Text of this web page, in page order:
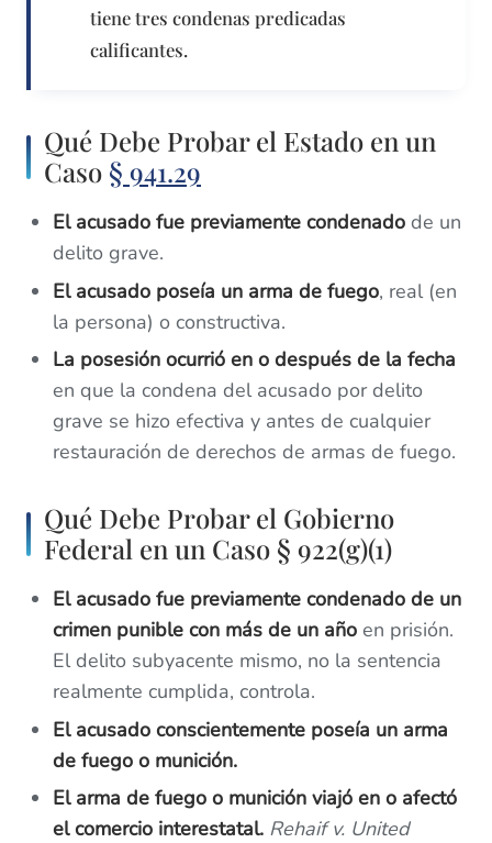
tiene tres condenas predicadas
calificantes.
Qué Debe Probar el Estado en un
Caso § 941.29
El acusado fue previamente condenado de un
delito grave.
El acusado poseía un arma de fuego, real (en
la persona) o constructiva.
La posesión ocurrió en o después de la fecha
en que la condena del acusado por delito
grave se hizo efectiva y antes de cualquier
restauración de derechos de armas de fuego.
Qué Debe Probar el Gobierno
Federal en un Caso § 922(g)(1)
El acusado fue previamente condenado de un
crimen punible con más de un año en prisión.
El delito subyacente mismo, no la sentencia
realmente cumplida, controla.
El acusado conscientemente poseía un arma
de fuego o munición.
El arma de fuego o munición viajó en o afectó
el comercio interestatal. Rehaif v. United